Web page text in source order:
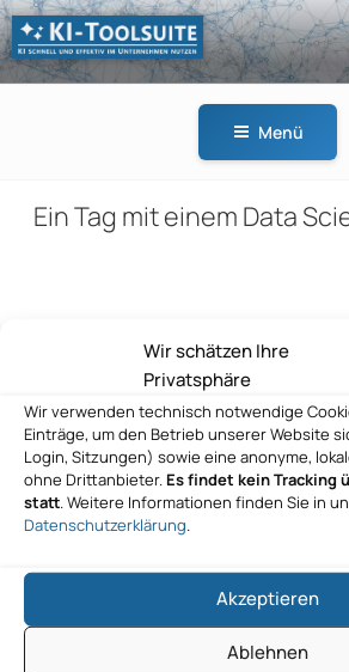
Wir schätzen Ihre
Privatsphäre
Wir verwenden technisch notwendige
Einträge, um den Betrieb unserer Website
Login, Sitzungen) sowie eine anonyme,
ohne Drittanbieter. Es findet kein Tracking
statt. Weitere Informationen finden Sie in
Datenschutzerklärung.
Akzeptieren
Ablehnen
Zum
Inhalt
springen
KI-
Menü
Ein Tag mit einem Data
Beitragsnavigation
Datenvorbereitung für KI-
Nächster
Beitrag
WEITER
Generative KI und digitale Zwillinge